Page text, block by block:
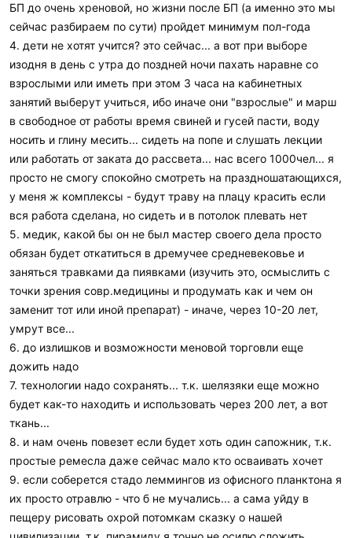
БП до очень хреновой, но жизни после БП (а именно это мы
сейчас разбираем по сути) пройдет минимум пол-года
4. дети не хотят учится? это сейчас... а вот при выборе
изодня в день с утра до поздней ночи пахать наравне со
взрослыми или иметь при этом 3 часа на кабинетных
занятий выберут учиться, ибо иначе они "взрослые" и марш
в свободное от работы время свиней и гусей пасти, воду
носить и глину месить... сидеть на попе и слушать лекции
или работать от заката до рассвета... нас всего 1000чел... я
просто не смогу спокойно смотреть на праздношатающихся,
у меня ж комплексы - будут траву на плацу красить если
вся работа сделана, но сидеть и в потолок плевать нет
5. медик, какой бы он не был мастер своего дела просто
обязан будет откатиться в дремучее средневековье и
заняться травками да пиявками (изучить это, осмыслить с
точки зрения совр.медицины и продумать как и чем он
заменит тот или иной препарат) - иначе, через 10-20 лет,
умрут все...
6. до излишков и возможности меновой торговли еще
дожить надо
7. технологии надо сохранять... т.к. шелязяки еще можно
будет как-то находить и использовать через 200 лет, а вот
ткань...
8. и нам очень повезет если будет хоть один сапожник, т.к.
простые ремесла даже сейчас мало кто осваивать хочет
9. если соберется стадо леммингов из офисного планктона я
их просто отравлю - что б не мучались... а сама уйду в
пещеру рисовать охрой потомкам сказку о нашей